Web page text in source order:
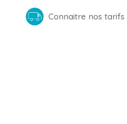
Connaitre nos tarifs